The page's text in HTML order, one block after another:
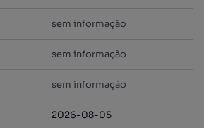
sem informação
sem informação
sem informação
2026-08-05